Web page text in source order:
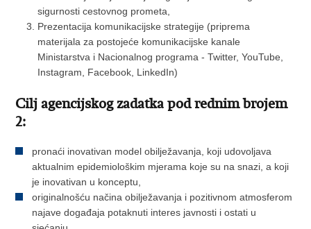
sigurnosti cestovnog prometa,
Prezentacija komunikacijske strategije (priprema
materijala za postojeće komunikacijske kanale
Ministarstva i Nacionalnog programa - Twitter, YouTube,
Instagram, Facebook, LinkedIn)
Cilj agencijskog zadatka pod rednim brojem
2:
pronaći inovativan model obilježavanja, koji udovoljava
aktualnim epidemiološkim mjerama koje su na snazi, a koji
je inovativan u konceptu,
originalnošću načina obilježavanja i pozitivnom atmosferom
najave događaja potaknuti interes javnosti i ostati u